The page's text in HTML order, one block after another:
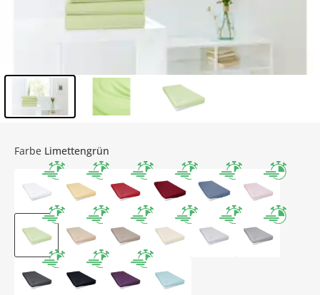
Farbe Limettengrün